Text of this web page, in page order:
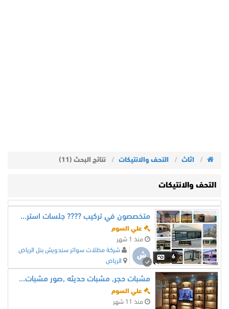
اثاث التحف والانتيكات نتائج البحث (11)
التحف والانتيكات
6
متخصصون في تركيب ???? جلسات استرحات خيام ملكية/ مظلات /وسواتر/ وهناجر/ ومستودعات/ وشبوك امنيه زراعية/ وجميع اعمال الحديد/ مظلات سيارات ’ مظلات ساحات
علي السوم
منذ 1 شهر
ش
شركة مظلات سواتر سندويش بنل الرياض
الرياض
مشبات حجر, مشبات حديثه ,صور مشبات ,مشبات,مشبات رخام
علي السوم
منذ 11 شهر